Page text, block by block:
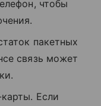
чтобы
пакетных
связь может
Если